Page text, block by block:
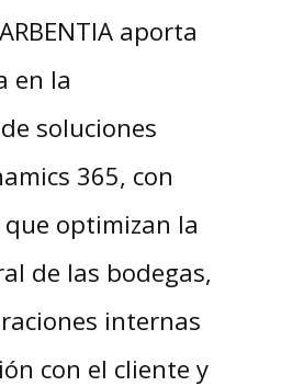
aporta
en la
soluciones
365, con
optimizan la
de las bodegas,
internas
con el cliente y